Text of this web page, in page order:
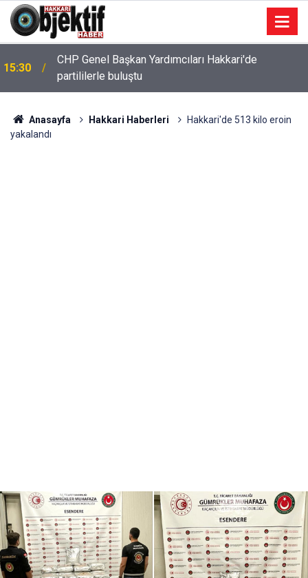
15:30
CHP Genel Başkan Yardımcıları Hakkari'de
partililerle buluştu
Anasayfa Hakkari Haberleri
Hakkari'de 513 kilo eroin
yakalandı